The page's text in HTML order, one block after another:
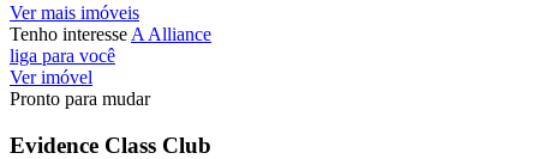
Ver mais imóveis
Tenho interesse A Alliance
liga para você
Ver imóvel
Pronto para mudar
Evidence Class Club